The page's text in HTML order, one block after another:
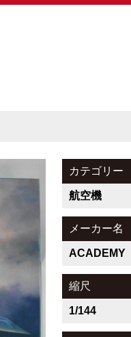
カテゴリー
航空機
メーカー名
ACADEMY
縮尺
1/144